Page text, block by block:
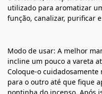
utilizado para aromatizar
função, canalizar, purificar
Modo de usar: A melhor
incline um pouco a vareta
Coloque-o cuidadosamente
para o outro até que fique
pontinha do incenso. Após